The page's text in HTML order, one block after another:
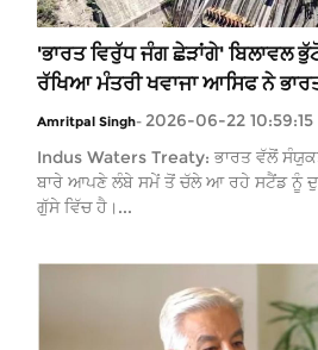
'ਭਾਰਤ ਵਿਰੁੱਧ ਜੰਗ ਛੇੜਾਂਗੇ' ਬਿਲਾਵਲ
ਰੱਖਿਆ ਮੰਤਰੀ ਖਵਾਜਾ ਆਸਿਫ ਨੇ
Amritpal Singh- 2026-06-22 10:59:15
Indus Waters Treaty: ਭਾਰਤ ਵੱਲੋਂ
ਬਾਰੇ ਆਪਣੇ ਲੰਬੇ ਸਮੇਂ ਤੋਂ ਚੱਲੇ ਆ ਰਹੇ ਸਟੈਂਡ ਨੂੰ
ਗੁੱਸੇ ਵਿੱਚ ਹੈ।...